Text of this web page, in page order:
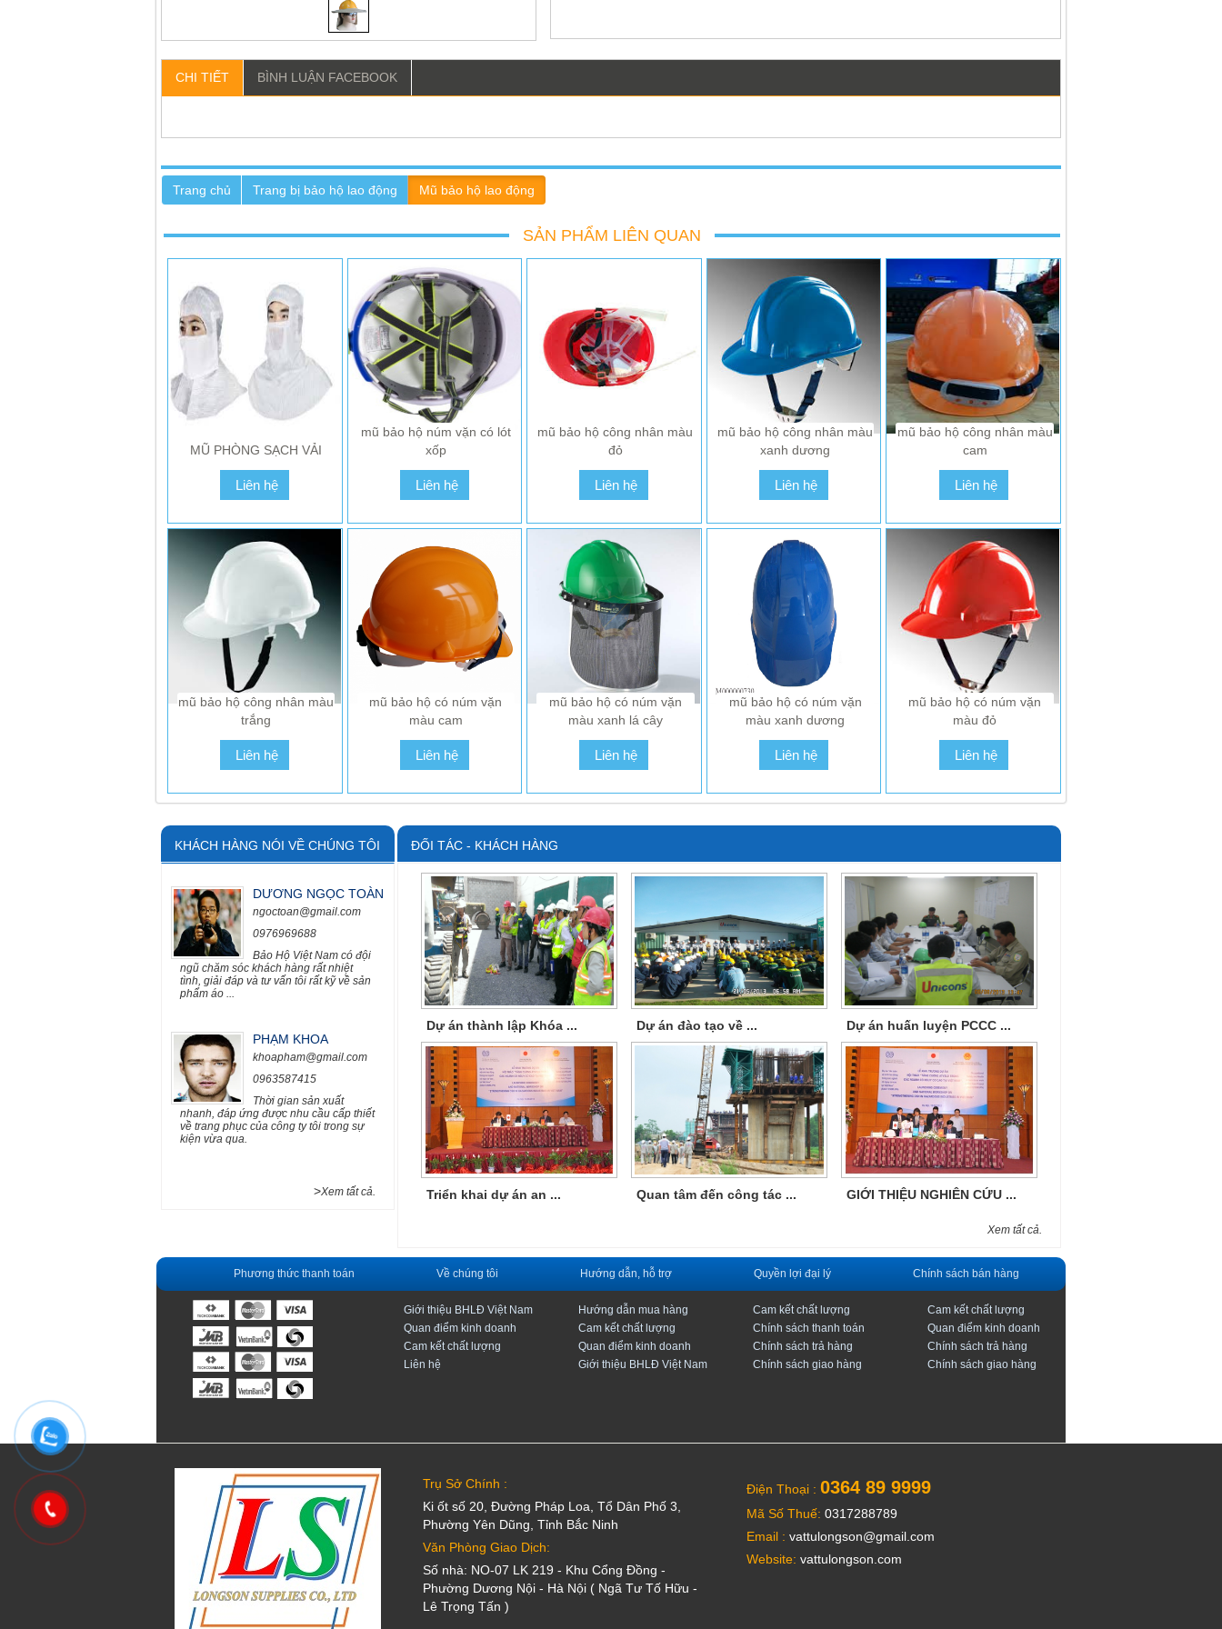
CHI TIẾT BÌNH LUẬN FACEBOOK
Trang chủ Trang bị bảo hộ lao động Mũ bảo hộ lao động
SẢN PHẨM LIÊN QUAN
MŨ PHÒNG SẠCH VẢI
Liên hệ
VUI LÒNG LIÊN HỆ ĐỂ ĐƯỢC
GIÁ TỐT NHẤT
mũ bảo hộ núm vặn có lót
xốp
Liên hệ
VUI LÒNG LIÊN HỆ ĐỂ ĐƯỢC
GIÁ TỐT NHẤT
mũ bảo hộ công nhân màu
đỏ
Liên hệ
VUI LÒNG LIÊN HỆ ĐỂ ĐƯỢC
mũ bảo hộ công nhân màu
xanh dương
Liên hệ
VUI LÒNG LIÊN HỆ ĐỂ ĐƯỢC
mũ bảo hộ công nhân màu
cam
Liên hệ
VUI LÒNG LIÊN HỆ ĐỂ ĐƯỢC
mũ bảo hộ công nhân màu
trắng
Liên hệ
GIÁ TỐT NHẤT
Liên hệ
mũ bảo hộ có núm vặn
màu cam
Liên hệ
VUI LÒNG LIÊN HỆ ĐỂ ĐƯỢC
GIÁ TỐT NHẤT
Liên hệ
mũ bảo hộ có núm vặn
màu xanh lá cây
Liên hệ
VUI LÒNG LIÊN HỆ ĐỂ ĐƯỢC
GIÁ TỐT NHẤT
Liên hệ
mũ bảo hộ có núm vặn
màu xanh dương
Liên hệ
VUI LÒNG LIÊN HỆ ĐỂ ĐƯỢC
GIÁ TỐT NHẤT
Liên hệ
mũ bảo hộ có núm vặn
màu đỏ
Liên hệ
VUI LÒNG LIÊN HỆ ĐỂ ĐƯỢC
GIÁ TỐT NHẤT
Liên hệ
KHÁCH HÀNG NÓI VỀ CHÚNG TÔI
DƯƠNG NGỌC TOÀN
ngoctoan@gmail.com
0976969688
Bảo Hộ Việt Nam có đội
ngũ chăm sóc khách hàng rất nhiệt
tình, giải đáp và tư vấn tôi rất kỹ về sản
phẩm áo ...
PHẠM KHOA
khoapham@gmail.com
0963587415
Thời gian sản xuất
nhanh, đáp ứng được nhu cầu cấp thiết
về trang phục của công ty tôi trong sự
kiện vừa qua.
>Xem tất cả.
ĐỐI TÁC - KHÁCH HÀNG
Dự án thành lập Khóa ... Dự án đào tạo về ... Dự án huấn luyện PCCC ...
Triển khai dự án an ... Quan tâm đến công tác ... GIỚI THIỆU NGHIÊN CỨU ...
Xem tất cả.
Phương thức thanh toán Về chúng tôi Hướng dẫn, hỗ trợ Quyền lợi đại lý Chính sách bán hàng
Giới thiệu BHLĐ Việt Nam
Quan điểm kinh doanh
Cam kết chất lượng
Liên hệ
Hướng dẫn mua hàng
Cam kết chất lượng
Quan điểm kinh doanh
Giới thiệu BHLĐ Việt Nam
Cam kết chất lượng
Chính sách thanh toán
Chính sách trả hàng
Chính sách giao hàng
Cam kết chất lượng
Quan điểm kinh doanh
Chính sách trả hàng
Chính sách giao hàng
Trụ Sở Chính :
Ki ốt số 20, Đường Pháp Loa, Tổ Dân Phố 3,
Phường Yên Dũng, Tỉnh Bắc Ninh
Văn Phòng Giao Dịch:
Số nhà: NO-07 LK 219 - Khu Cổng Đồng -
Phường Dương Nội - Hà Nội ( Ngã Tư Tố Hữu -
Lê Trọng Tấn )
Điện Thoại : 0364 89 9999
Mã Số Thuế: 0317288789
Email : vattulongson@gmail.com
Website: vattulongson.com